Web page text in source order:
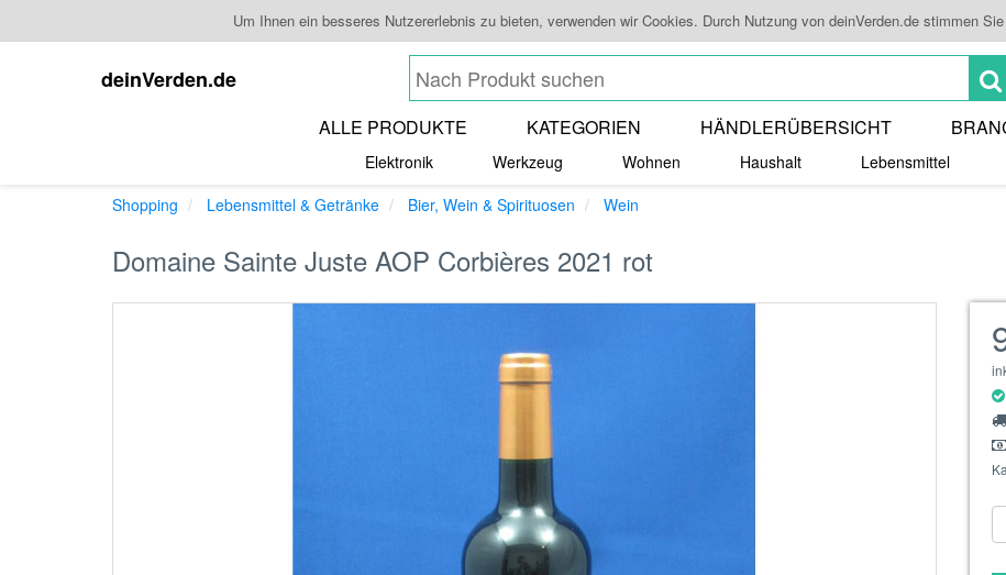
Um Ihnen ein besseres Nutzererlebnis zu bieten, verwenden wir Cookies. Durch Nutzung von deinVerden.de stimmen
deinVerden.de
ALLE PRODUKTE KATEGORIEN HÄNDLERÜBERSICHT
Elektronik Werkzeug Wohnen Haushalt Lebensmittel
Shopping
Lebensmittel & Getränke Bier, Wein & Spirituosen Wein
Domaine Sainte Juste AOP Corbières 2021 rot